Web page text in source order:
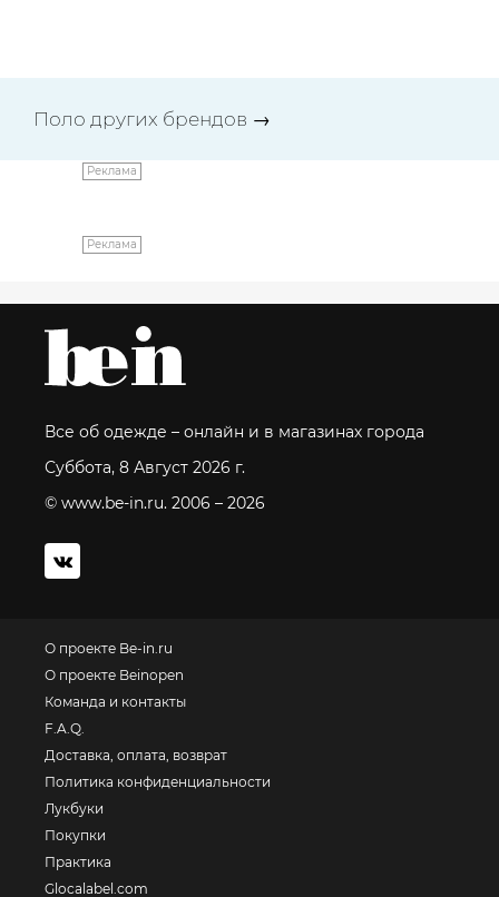
Поло других брендов →
Реклама
Реклама
Все об одежде – онлайн и в магазинах города
Суббота, 8 Август 2026 г.
© www.be-in.ru. 2006 – 2026
О проекте Be-in.ru
О проекте Beinopen
Команда и контакты
F.A.Q.
Доставка, оплата, возврат
Политика конфиденциальности
Лукбуки
Покупки
Практика
Glocalabel.com